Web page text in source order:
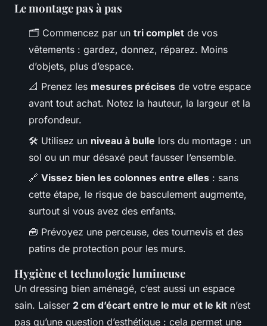
Le montage pas à pas
🗂️ Commencez par un tri complet de vos
vêtements : gardez, donnez, réparez. Moins
d’objets, plus d’espace.
📐 Prenez les mesures précises de votre espace
avant tout achat. Notez la hauteur, la largeur et la
profondeur.
🛠️ Utilisez un niveau à bulle lors du montage : un
sol ou un mur désaxé peut fausser l’ensemble.
🔗 Vissez bien les colonnes entre elles : sans
cette étape, le risque de basculement augmente,
surtout si vous avez des enfants.
🧰 Prévoyez une perceuse, des tournevis et des
patins de protection pour les murs.
Hygiène et technologie lumineuse
Un dressing bien aménagé, c’est aussi un espace
sain. Laisser 2 cm d’écart entre le mur et le kit n’est
pas qu’une question d’esthétique : cela permet une